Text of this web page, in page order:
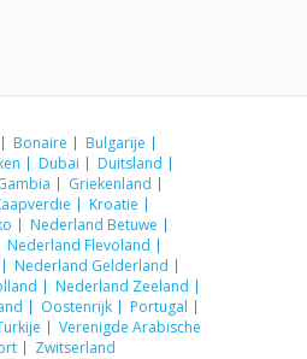
Bonaire
Bulgarije
Dubai
Duitsland
Griekenland
Kroatie
Nederland Betuwe
Nederland Flevoland
Nederland Gelderland
Nederland Zeeland
Oostenrijk
Portugal
Verenigde Arabische
Zwitserland